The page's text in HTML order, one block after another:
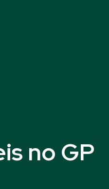
no GP